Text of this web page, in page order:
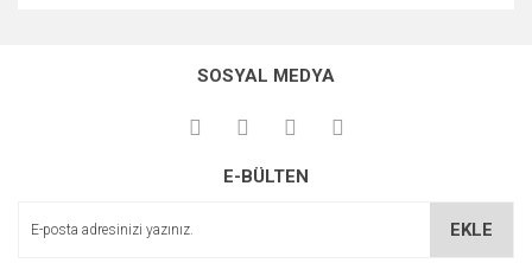
kullanarak tarafımıza iletebilirsiniz.
Görüş ve önerileriniz için teşekkür ederiz.
Ürün açıklamasında eksik bilgiler bulunuyor.
SOSYAL MEDYA
E-BÜLTEN
EKLE